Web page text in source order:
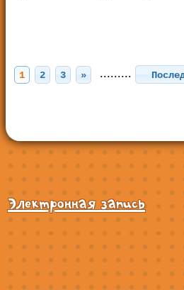
1 2 3 » .........
Электронная запись